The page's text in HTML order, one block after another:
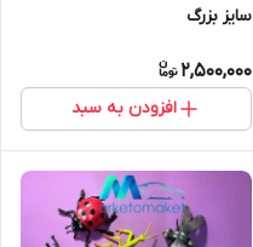
سایز بزرگ
2,500,000
افزودن به سبد